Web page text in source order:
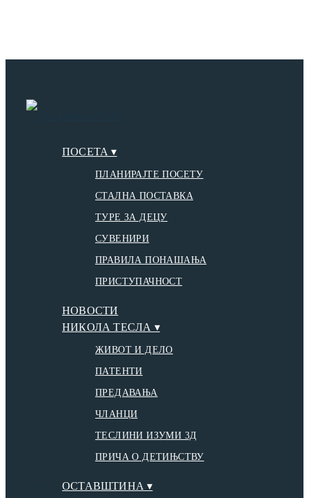
ПОСЕТА ▾
ПЛАНИРАЈТЕ ПОСЕТУ
СТАЛНА ПОСТАВКА
ТУРЕ ЗА ДЕЦУ
СУВЕНИРИ
ПРАВИЛА ПОНАШАЊА
ПРИСТУПАЧНОСТ
НОВОСТИ
НИКОЛА ТЕСЛА ▾
ЖИВОТ И ДЕЛО
ПАТЕНТИ
ПРЕДАВАЊА
ЧЛАНЦИ
ТЕСЛИНИ ИЗУМИ 3Д
ПРИЧА О ДЕТИЊСТВУ
ОСТАВШТИНА ▾